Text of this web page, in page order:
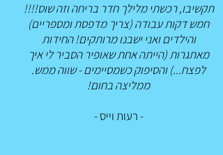
תקשיבו, רכשתי מלילך חדר בריחה וזה שוס!!!!
חמש דקות עבודה (צריך מדפסת ומספריים)
והילדים ואני ישבנו מרותקים! החידות
מאתגרות (הייתה אחת שאופיר הסביר לי איך
לפצח...) והסיפוק כשמסיימים - שווה ממש.
ממליצה בחום!
- רעות וייס -